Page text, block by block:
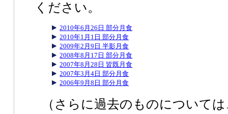
ください。
2010年6月26日 部分月食
2010年1月1日 部分月食
2009年2月9日 半影月食
2008年8月17日 部分月食
2007年8月28日 皆既月食
2007年3月4日 部分月食
2006年9月8日 部分月食
（さらに過去のものについて